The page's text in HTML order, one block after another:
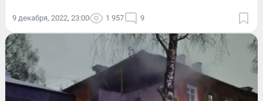
9 декабря, 2022, 23:00 1 957 9